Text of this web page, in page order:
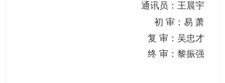
通讯员：王晨宇
初 审：易 萧
复 审：吴忠才
终 审：黎振强